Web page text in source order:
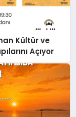
Kültür ve
Açıyor